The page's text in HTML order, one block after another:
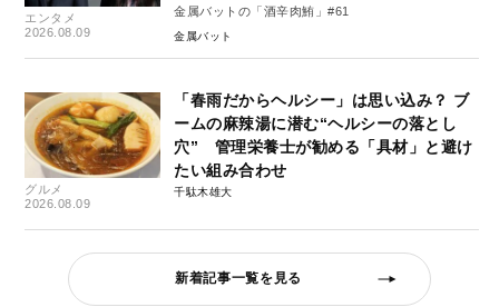
エンタメ
2026.08.09
金属バットの「酒辛肉鮪」#61
金属バット
グルメ
2026.08.09
「春雨だからヘルシー」は思い込み？ ブ
ームの麻辣湯に潜む“ヘルシーの落とし
穴” 管理栄養士が勧める「具材」と避け
たい組み合わせ
千駄木雄大
新着記事一覧を見る